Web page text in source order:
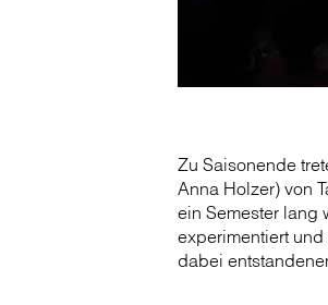
Zu Saisonende
Anna Holzer) von
ein Semester lang
experimentiert
dabei